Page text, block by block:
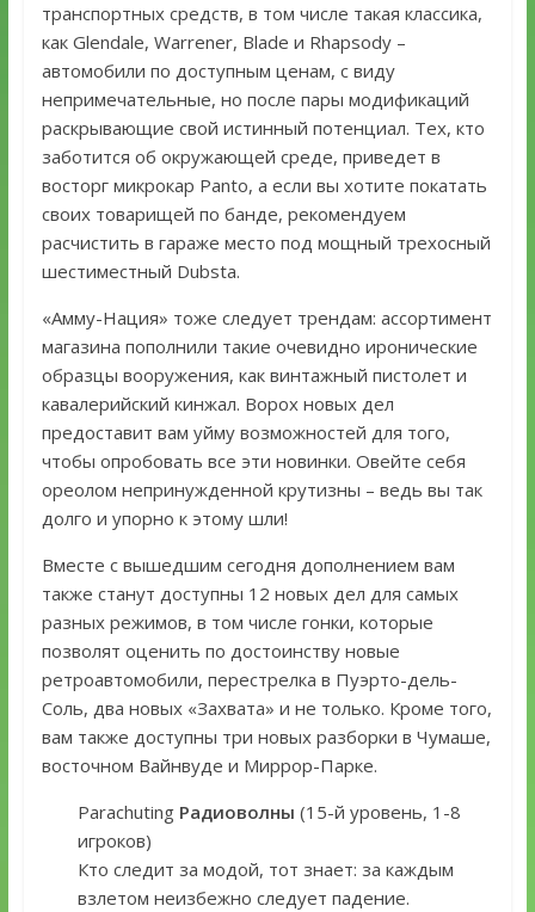
транспортных средств, в том числе такая классика,
как Glendale, Warrener, Blade и Rhapsody –
автомобили по доступным ценам, с виду
непримечательные, но после пары модификаций
раскрывающие свой истинный потенциал. Тех, кто
заботится об окружающей среде, приведет в
восторг микрокар Panto, а если вы хотите покатать
своих товарищей по банде, рекомендуем
расчистить в гараже место под мощный трехосный
шестиместный Dubsta.
«Амму-Нация» тоже следует трендам: ассортимент
магазина пополнили такие очевидно иронические
образцы вооружения, как винтажный пистолет и
кавалерийский кинжал. Ворох новых дел
предоставит вам уйму возможностей для того,
чтобы опробовать все эти новинки. Овейте себя
ореолом непринужденной крутизны – ведь вы так
долго и упорно к этому шли!
Вместе с вышедшим сегодня дополнением вам
также станут доступны 12 новых дел для самых
разных режимов, в том числе гонки, которые
позволят оценить по достоинству новые
ретроавтомобили, перестрелка в Пуэрто-дель-
Соль, два новых «Захвата» и не только. Кроме того,
вам также доступны три новых разборки в Чумаше,
восточном Вайнвуде и Миррор-Парке.
Parachuting Радиоволны (15-й уровень, 1-8
игроков)
Кто следит за модой, тот знает: за каждым
взлетом неизбежно следует падение.